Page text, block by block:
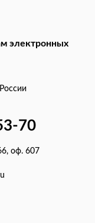
электронных
70
оф. 607